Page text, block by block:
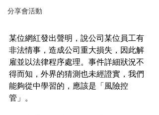
分享會活動
某位網紅發出聲明，說公司某位員工有
非法情事，造成公司重大損失，因此解
雇並以法律程序處理。事件詳細狀況不
得而知，外界的猜測也未經證實，我們
能夠從中學習的，應該是「風險控
管」。